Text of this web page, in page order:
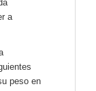
a
peso en